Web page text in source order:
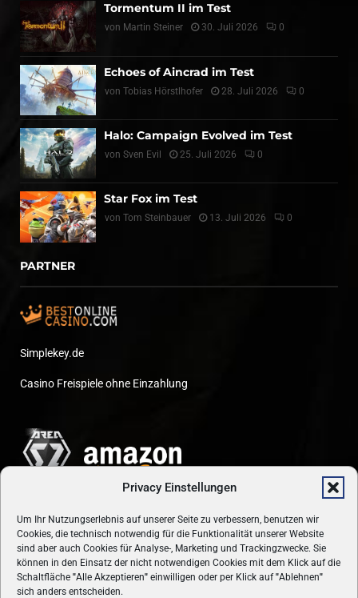
Privacy Einstellungen
Um Ihr Nutzungserlebnis auf unserer Seite zu verbessern, benutzen wir
Cookies, die technisch notwendig für die Funktionalität unserer Website
sind aber auch Cookies für Analyse-, Marketing und Trackingzwecke. Sie
können in den Einsatz der nicht notwendigen Cookies mit dem Klick auf die
Schaltfläche "Alle Akzeptieren" einwilligen oder per Klick auf"Ablehnen"
sich anders entscheiden.
Tormentum II im Test
von Martin Steiner 30. Juli 2026 0
Echoes of Aincrad im Test
von Tobias Hörstlhofer 28. Juli 2026 0
Halo: Campaign Evolved im Test
von Sven Evil 25. Juli 2026 0
Star Fox im Test
von Tom Steinbauer 13. Juli 2026 0
PARTNER
Simplekey.de
Casino Freispiele ohne Einzahlung